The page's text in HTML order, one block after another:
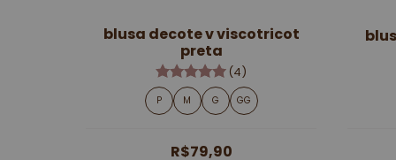
blusa decote v viscotricot
preta
(4)
P M G GG
R$79,90